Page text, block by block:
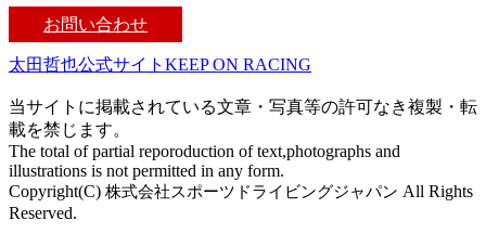
お問い合わせ
太田哲也公式サイトKEEP ON RACING
当サイトに掲載されている文章・写真等の許可なき複製・転
載を禁じます。
The total of partial reporoduction of text,photographs and
illustrations is not permitted in any form.
Copyright(C) 株式会社スポーツドライビングジャパン All Rights
Reserved.